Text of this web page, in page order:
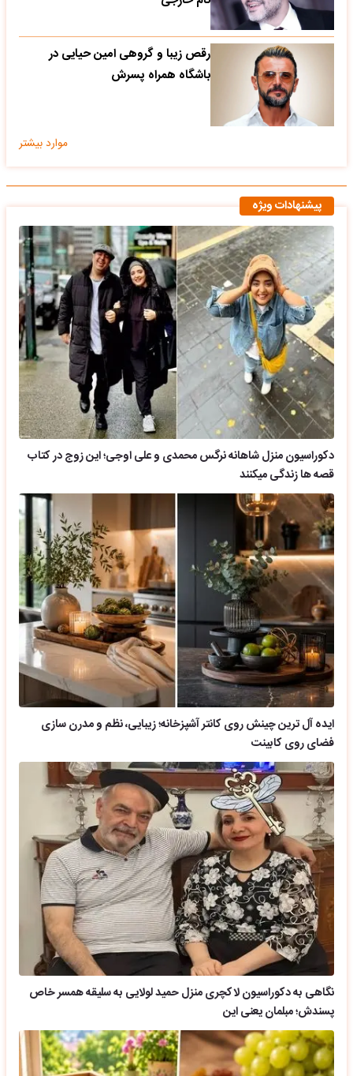
رقص زیبا و گروهی امین حیایی در
باشگاه همراه پسرش
موارد بیشتر
پیشنهادات ویژه
دکوراسیون منزل شاهانه نرگس محمدی و علی اوجی؛ این زوج در کتاب
قصه ها زندگی میکنند
ایده آل ترین چینش روی کانتر آشپزخانه؛ زیبایی، نظم و مدرن سازی
فضای روی کابینت
نگاهی به دکوراسیون لاکچری منزل حمید لولایی به سلیقه همسر خاص
پسندش؛ مبلمان یعنی این